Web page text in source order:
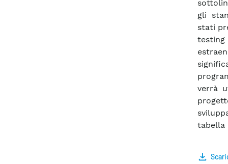
gli
stati
testing
verrà
tabella